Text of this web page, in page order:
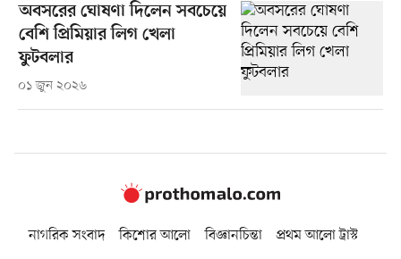
অবসরের ঘোষণা দিলেন সবচেয়ে
বেশি প্রিমিয়ার লিগ খেলা
ফুটবলার
০১ জুন ২০২৬
নাগরিক সংবাদ কিশোর আলো বিজ্ঞানচিন্তা
প্রথম আলো ট্রাস্ট